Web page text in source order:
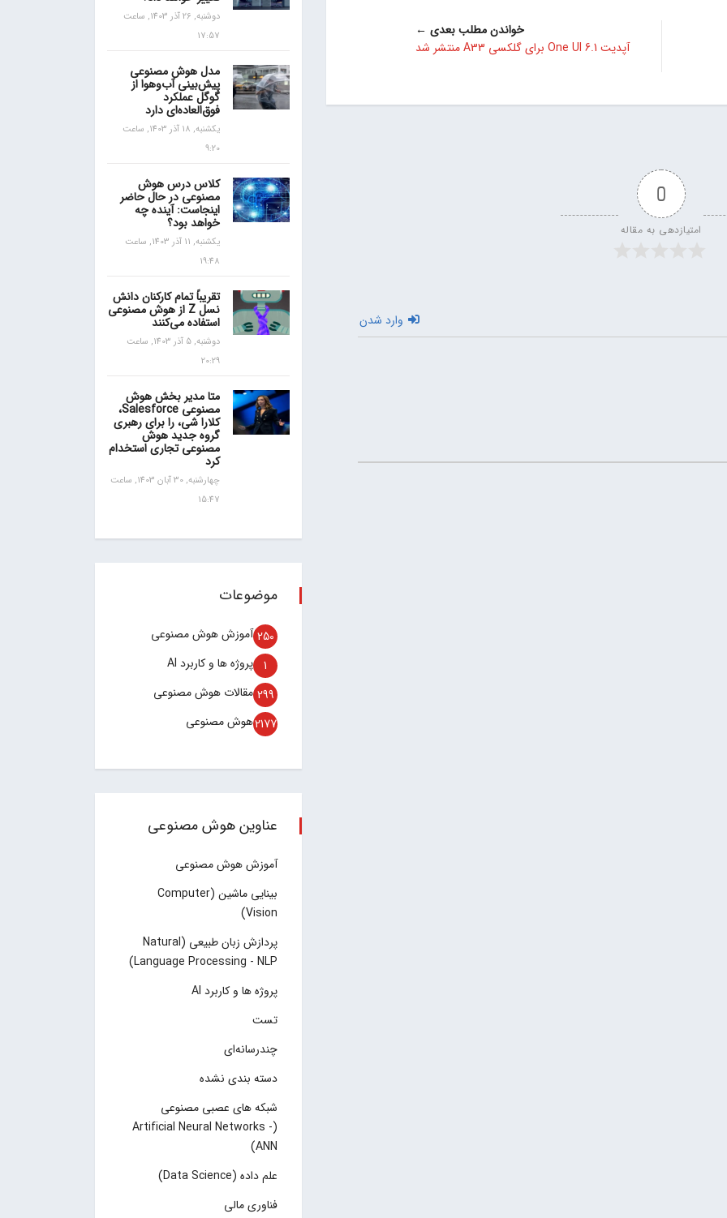
خواندن مطلب بعدی ←
آپدیت One UI 6.1 برای گلکسی A33 منتشر شد
0
امتیازدهی به مقاله
وارد شدن
دوشنبه, 26 آذر 1403, ساعت
17:57
مدل هوش مصنوعی
پیش‌بینی آب‌و‌هوا از
گوگل عملکرد
فوق‌العاده‌ای دارد
یکشنبه, 18 آذر 1403, ساعت
9:20
کلاس درس هوش
مصنوعی در حال حاضر
اینجاست: آینده چه
خواهد بود؟
یکشنبه, 11 آذر 1403, ساعت
19:48
تقریباً تمام کارکنان دانش
نسل Z از هوش مصنوعی
استفاده می‌کنند
دوشنبه, 5 آذر 1403, ساعت
20:29
متا مدیر بخش هوش
مصنوعی Salesforce،
کلارا شی، را برای رهبری
گروه جدید هوش
مصنوعی تجاری استخدام
کرد
چهارشنبه, 30 آبان 1403, ساعت
15:47
موضوعات
آموزش هوش مصنوعی 250
پروژه ها و کاربرد AI 1
مقالات هوش مصنوعی 299
هوش مصنوعی2177
عناوین هوش مصنوعی
آموزش هوش مصنوعی
بینایی ماشین (Computer
Vision)
پردازش زبان طبیعی (Natural
Language Processing - NLP)
پروژه ها و کاربرد AI
تست
چند‌‌رسانه‌ای
دسته بندی نشده
شبکه های عصبی مصنوعی
(Artificial Neural Networks -
ANN)
علم داده (Data Science)
فناوری مالی